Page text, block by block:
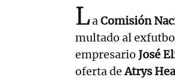
LaComisión
multado al
empresario José
oferta deAtrys